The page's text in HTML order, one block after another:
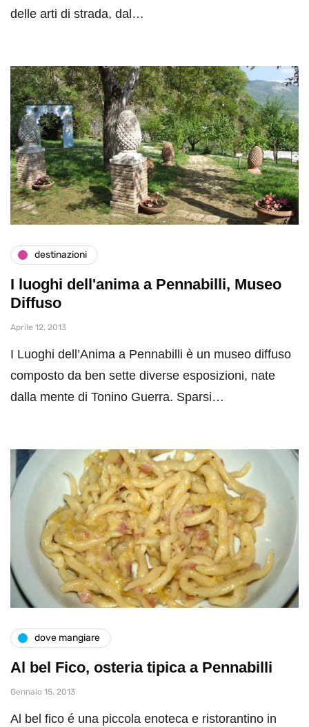
delle arti di strada, dal…
destinazioni
I luoghi dell'anima a Pennabilli, Museo
Diffuso
Aprile 12, 2013
I Luoghi dell’Anima a Pennabilli è un museo diffuso
composto da ben sette diverse esposizioni, nate
dalla mente di Tonino Guerra. Sparsi…
dove mangiare
Al bel Fico, osteria tipica a Pennabilli
Gennaio 15, 2013
Al bel fico é una piccola enoteca e ristorantino in